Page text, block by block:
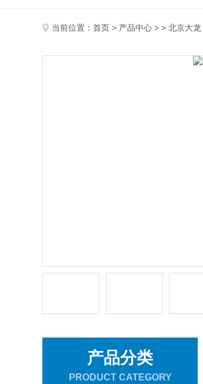
当前位置： 首页 > 产品中心 > > 北京大龙
产品分类
PRODUCT CATEGORY